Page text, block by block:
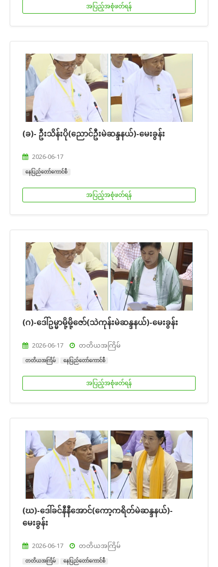
အပြည့်အစုံဖတ်ရန်
(ခ)- ဦးသိန်းပို(ညောင်ဦးမဲဆန္ဒနယ်)-မေးခွန်း
2026-06-17
နေပြည်တော်ကောင်စီ
အပြည့်အစုံဖတ်ရန်
(ဂ)-ဒေါ်ဥမ္မာမို့မို့ဇော်(သဲကုန်းမဲဆန္ဒနယ်)-မေးခွန်း
2026-06-17 တတိယအကြိမ်
တတိယအကြိမ် နေပြည်တော်ကောင်စီ
အပြည့်အစုံဖတ်ရန်
(ဃ)-ဒေါ်ခင်နီနီအောင်(ကော့ကရိတ်မဲဆန္ဒနယ်)-
မေးခွန်း
2026-06-17 တတိယအကြိမ်
တတိယအကြိမ် နေပြည်တော်ကောင်စီ